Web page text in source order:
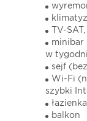
TV-
minibar
w
sejf
Wi-Fi
szybki
balkon